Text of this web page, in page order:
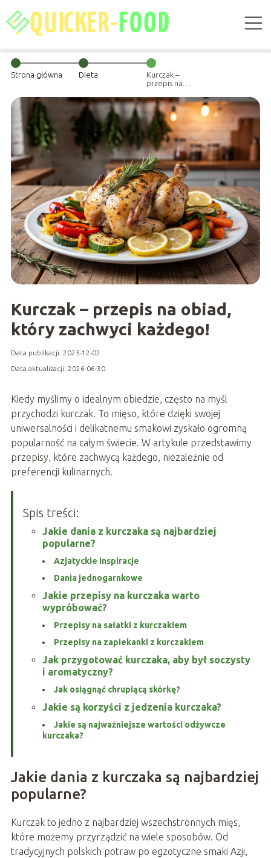
Strona główna Dieta
Kurczak –
przepis na
zachwyci
każdego!
Kurczak – przepis na obiad,
który zachwyci każdego!
Data publikacji: 2025-12-02
Data aktualizacji: 2026-06-30
Kiedy myślimy o idealnym obiedzie, często na myśl
przychodzi kurczak. To mięso, które dzięki swojej
uniwersalności i delikatnemu smakowi zyskało ogromną
popularność na całym świecie. W artykule przedstawimy
przepisy, które zachwycą każdego, niezależnie od
preferencji kulinarnych.
Spis treści:
Jakie dania z kurczaka są najbardziej
popularne?
Azjatyckie inspiracje
Dania jednogarnkowe
Jakie przepisy na kurczaka warto
wypróbować?
Przepisy na sałatki z kurczakiem
Przepisy na zapiekanki z kurczakiem
Jak przygotować kurczaka, aby był soczysty
i aromatyczny?
Jak osiągnąć chrupiącą skórkę?
Jakie są korzyści z jedzenia kurczaka?
Jakie są najważniejsze wartości odżywcze
kurczaka?
Jakie dania z kurczaka są najbardziej
popularne?
Kurczak to jedno z najbardziej wszechstronnych mięs,
które możemy przyrządzić na wiele sposobów. Od
tradycyjnych polskich potraw po egzotyczne smaki Azji,